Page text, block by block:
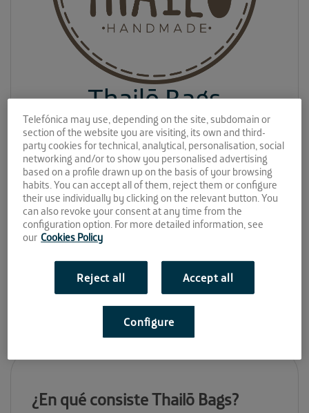
Thailō Bags
Espacio:
EL CABLE
Convocatoria:
Abril 2019
http://www.thailobags.com/
¿En qué consiste Thailō Bags?
Telefónica may use, depending on the site, subdomain or
section of the website you are visiting, its own and third-
party cookies for technical, analytical, personalisation, social
networking and/or to show you personalised advertising
based on a profile drawn up on the basis of your browsing
habits. You can accept all of them, reject them or configure
their use individually by clicking on the relevant button. You
can also revoke your consent at any time from the
configuration option. For more detailed information, see
our Cookies Policy
Reject all Accept all
Configure